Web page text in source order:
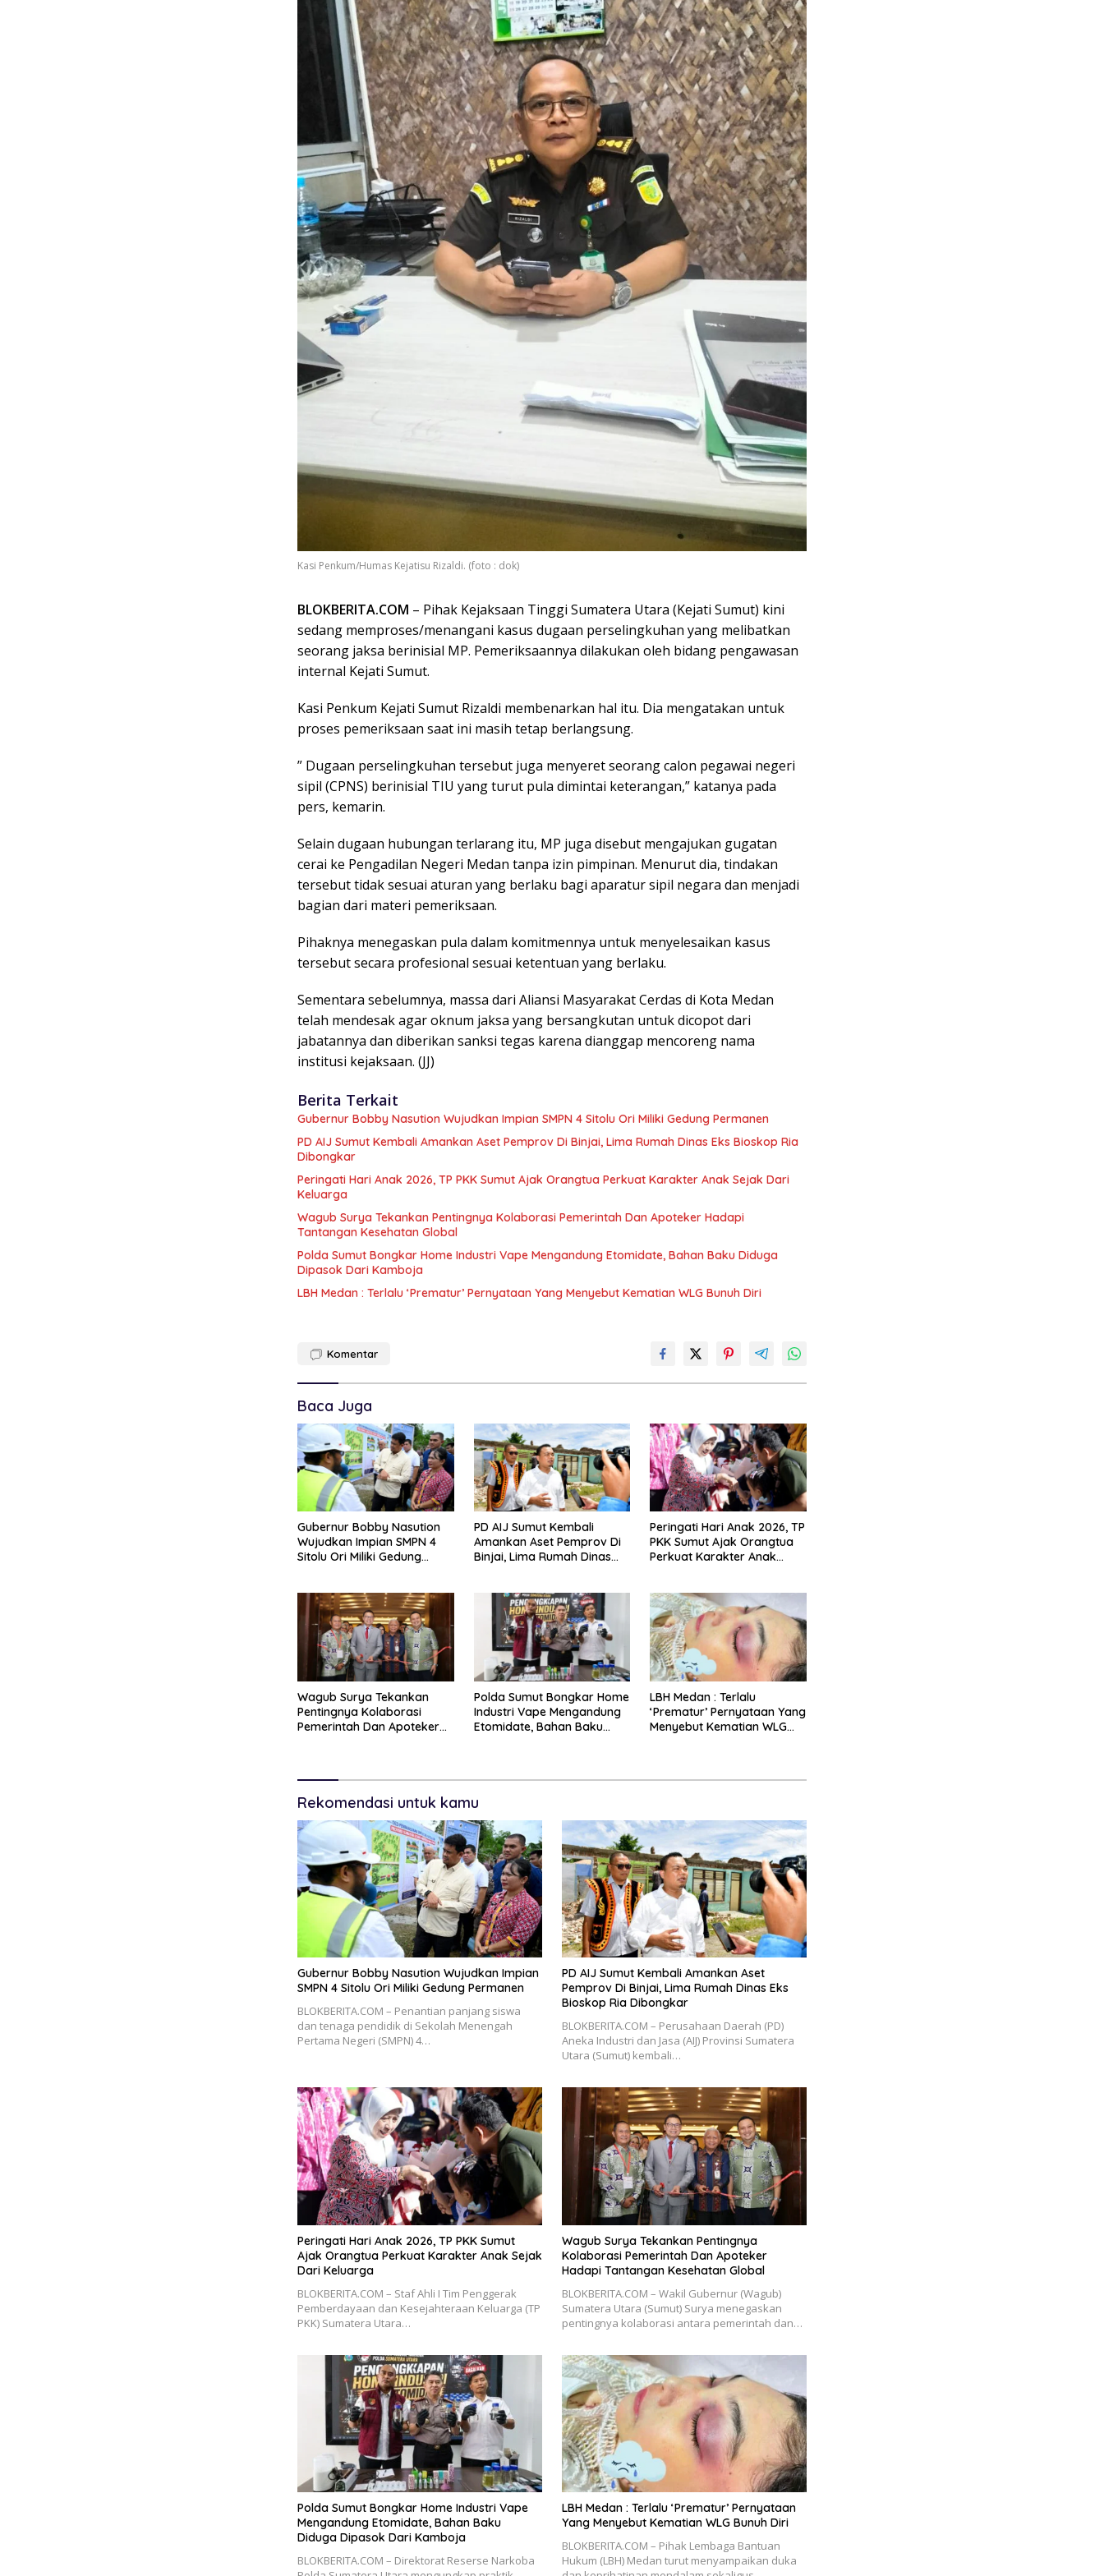
Kasi Penkum/Humas Kejatisu Rizaldi. (foto : dok)
BLOKBERITA.COM – Pihak Kejaksaan Tinggi Sumatera Utara (Kejati Sumut) kini
sedang memproses/menangani kasus dugaan perselingkuhan yang melibatkan
seorang jaksa berinisial MP. Pemeriksaannya dilakukan oleh bidang pengawasan
internal Kejati Sumut.
Kasi Penkum Kejati Sumut Rizaldi membenarkan hal itu. Dia mengatakan untuk
proses pemeriksaan saat ini masih tetap berlangsung.
” Dugaan perselingkuhan tersebut juga menyeret seorang calon pegawai negeri
sipil (CPNS) berinisial TIU yang turut pula dimintai keterangan,” katanya pada
pers, kemarin.
Selain dugaan hubungan terlarang itu, MP juga disebut mengajukan gugatan
cerai ke Pengadilan Negeri Medan tanpa izin pimpinan. Menurut dia, tindakan
tersebut tidak sesuai aturan yang berlaku bagi aparatur sipil negara dan menjadi
bagian dari materi pemeriksaan.
Pihaknya menegaskan pula dalam komitmennya untuk menyelesaikan kasus
tersebut secara profesional sesuai ketentuan yang berlaku.
Sementara sebelumnya, massa dari Aliansi Masyarakat Cerdas di Kota Medan
telah mendesak agar oknum jaksa yang bersangkutan untuk dicopot dari
jabatannya dan diberikan sanksi tegas karena dianggap mencoreng nama
institusi kejaksaan. (JJ)
Berita Terkait
Gubernur Bobby Nasution Wujudkan Impian SMPN 4 Sitolu Ori Miliki Gedung Permanen
PD AIJ Sumut Kembali Amankan Aset Pemprov Di Binjai, Lima Rumah Dinas Eks Bioskop Ria
Dibongkar
Peringati Hari Anak 2026, TP PKK Sumut Ajak Orangtua Perkuat Karakter Anak Sejak Dari
Keluarga
Wagub Surya Tekankan Pentingnya Kolaborasi Pemerintah Dan Apoteker Hadapi
Tantangan Kesehatan Global
Polda Sumut Bongkar Home Industri Vape Mengandung Etomidate, Bahan Baku Diduga
Dipasok Dari Kamboja
LBH Medan : Terlalu ‘Prematur’ Pernyataan Yang Menyebut Kematian WLG Bunuh Diri
Komentar
Baca Juga
Gubernur Bobby Nasution
Wujudkan Impian SMPN 4
Sitolu Ori Miliki Gedung
PD AIJ Sumut Kembali
Amankan Aset Pemprov Di
Binjai, Lima Rumah Dinas
Peringati Hari Anak 2026, TP
PKK Sumut Ajak Orangtua
Perkuat Karakter Anak
Wagub Surya Tekankan
Pentingnya Kolaborasi
Pemerintah Dan Apoteker
Polda Sumut Bongkar Home
Industri Vape Mengandung
Etomidate, Bahan Baku
LBH Medan : Terlalu
‘Prematur’ Pernyataan Yang
Menyebut Kematian WLG
Rekomendasi untuk kamu
Gubernur Bobby Nasution Wujudkan Impian
SMPN 4 Sitolu Ori Miliki Gedung Permanen
BLOKBERITA.COM – Penantian panjang siswa
dan tenaga pendidik di Sekolah Menengah
Pertama Negeri (SMPN) 4…
PD AIJ Sumut Kembali Amankan Aset
Pemprov Di Binjai, Lima Rumah Dinas Eks
Bioskop Ria Dibongkar
BLOKBERITA.COM – Perusahaan Daerah (PD)
Aneka Industri dan Jasa (AIJ) Provinsi Sumatera
Utara (Sumut) kembali…
Peringati Hari Anak 2026, TP PKK Sumut
Ajak Orangtua Perkuat Karakter Anak Sejak
Dari Keluarga
BLOKBERITA.COM – Staf Ahli I Tim Penggerak
Pemberdayaan dan Kesejahteraan Keluarga (TP
PKK) Sumatera Utara…
Wagub Surya Tekankan Pentingnya
Kolaborasi Pemerintah Dan Apoteker
Hadapi Tantangan Kesehatan Global
BLOKBERITA.COM – Wakil Gubernur (Wagub)
Sumatera Utara (Sumut) Surya menegaskan
pentingnya kolaborasi antara pemerintah dan…
Polda Sumut Bongkar Home Industri Vape
Mengandung Etomidate, Bahan Baku
Diduga Dipasok Dari Kamboja
BLOKBERITA.COM – Direktorat Reserse Narkoba
LBH Medan : Terlalu ‘Prematur’ Pernyataan
Yang Menyebut Kematian WLG Bunuh Diri
BLOKBERITA.COM – Pihak Lembaga Bantuan
Hukum (LBH) Medan turut menyampaikan duka